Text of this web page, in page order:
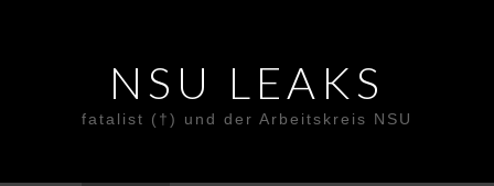
NSU LEAKS
fatalist (†) und der Arbeitskreis NSU